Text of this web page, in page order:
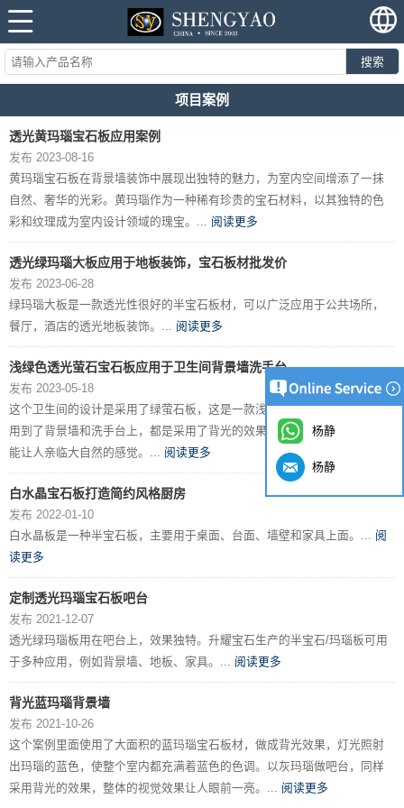
搜索
项目案例
透光黄玛瑙宝石板应用案例
发布 2023-08-16
黄玛瑙宝石板在背景墙装饰中展现出独特的魅力，为室内空间增添了一抹
自然、奢华的光彩。黄玛瑙作为一种稀有珍贵的宝石材料，以其独特的色
彩和纹理成为室内设计领域的瑰宝。... 阅读更多
透光绿玛瑙大板应用于地板装饰，宝石板材批发价
发布 2023-06-28
绿玛瑙大板是一款透光性很好的半宝石板材，可以广泛应用于公共场所，
餐厅，酒店的透光地板装饰。... 阅读更多
浅绿色透光萤石宝石板应用于卫生间背景墙洗手台
发布 2023-05-18
这个卫生间的设计是采用了绿萤石板，这是一款浅绿色的半宝石板材。应
用到了背景墙和洗手台上，都是采用了背光的效果。整体色调呈浅绿色，
能让人亲临大自然的感觉。... 阅读更多
白水晶宝石板打造简约风格厨房
发布 2022-01-10
白水晶板是一种半宝石板，主要用于桌面、台面、墙壁和家具上面。... 阅
读更多
定制透光玛瑙宝石板吧台
发布 2021-12-07
透光绿玛瑙板用在吧台上，效果独特。升耀宝石生产的半宝石/玛瑙板可用
于多种应用，例如背景墙、地板、家具。... 阅读更多
背光蓝玛瑙背景墙
发布 2021-10-26
这个案例里面使用了大面积的蓝玛瑙宝石板材，做成背光效果，灯光照射
出玛瑙的蓝色，使整个室内都充满着蓝色的色调。以灰玛瑙做吧台，同样
采用背光的效果，整体的视觉效果让人眼前一亮。... 阅读更多
杨静
杨静